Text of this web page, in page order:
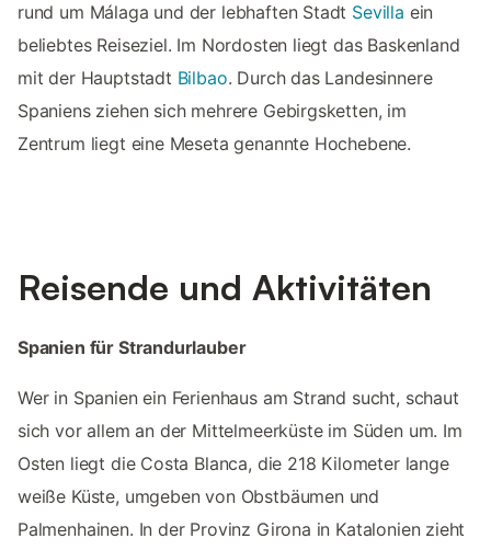
rund um Málaga und der lebhaften Stadt Sevilla ein
beliebtes Reiseziel. Im Nordosten liegt das Baskenland
mit der Hauptstadt Bilbao. Durch das Landesinnere
Spaniens ziehen sich mehrere Gebirgsketten, im
Zentrum liegt eine Meseta genannte Hochebene.
Reisende und Aktivitäten
Spanien für Strandurlauber
Wer in Spanien ein Ferienhaus am Strand sucht, schaut
sich vor allem an der Mittelmeerküste im Süden um. Im
Osten liegt die Costa Blanca, die 218 Kilometer lange
weiße Küste, umgeben von Obstbäumen und
Palmenhainen. In der Provinz Girona in Katalonien zieht